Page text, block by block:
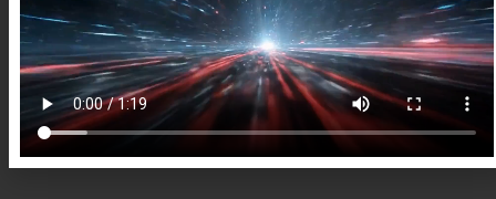
SmartPlans y automatización
Seguimientos inteligentes, personalizados y
escalables para estar siempre presente en tu
base.